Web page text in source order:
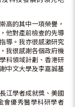
高的其中一項榮譽，
他對產前檢查的先導
導。我亦很感激研究
我很感謝各個政府機
科領域計劃、香港研
中文大學及李嘉誠基
江學者成就獎、美國
會優秀醫學科研學者